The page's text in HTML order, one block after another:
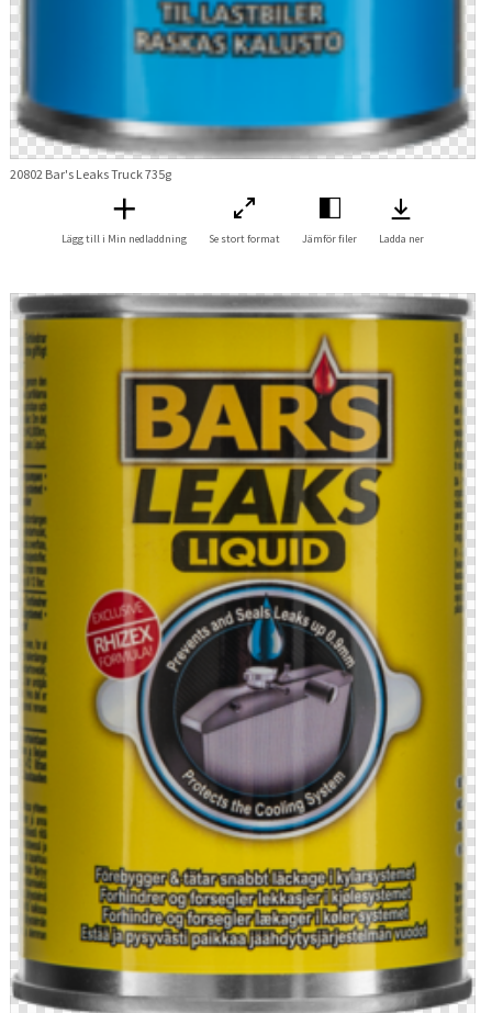
20802 Bar's Leaks Truck 735g
Lägg till i Min nedladdning Se stort format Jämför filer Ladda ner